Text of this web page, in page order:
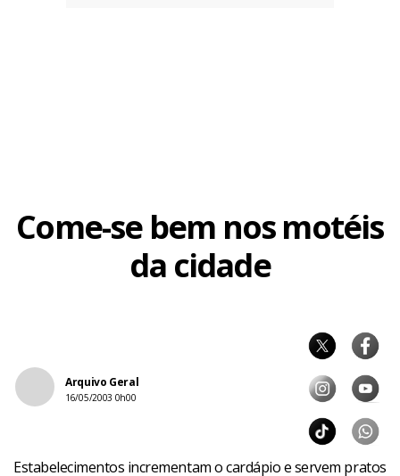
Come-se bem nos motéis
da cidade
Arquivo Geral
16/05/2003 0h00
Estabelecimentos incrementam o cardápio e servem pratos